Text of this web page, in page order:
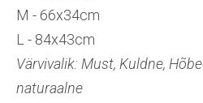
M - 66x34cm
L - 84x43cm
Värvivalik: Must, Kuldne,
naturaalne